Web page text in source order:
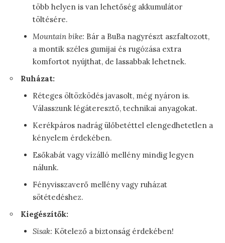
több helyen is van lehetőség akkumulátor
töltésére.
Mountain bike: Bár a BuBa nagyrészt aszfaltozott,
a montik széles gumijai és rugózása extra
komfortot nyújthat, de lassabbak lehetnek.
Ruházat:
Réteges öltözködés javasolt, még nyáron is.
Válasszunk légáteresztő, technikai anyagokat.
Kerékpáros nadrág ülőbetéttel elengedhetetlen a
kényelem érdekében.
Esőkabát vagy vízálló mellény mindig legyen
nálunk.
Fényvisszaverő mellény vagy ruházat
sötétedéshez.
Kiegészítők:
Sisak: Kötelező a biztonság érdekében!